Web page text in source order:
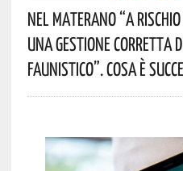
Nel Materano “a
Una Gestione Corretta
Faunistico”. Cosa È